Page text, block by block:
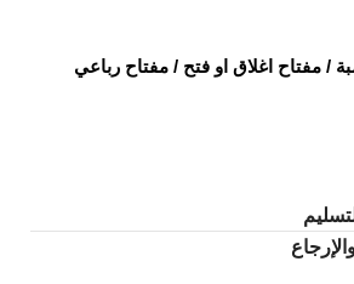
/ مفتاح اغلاق او فتح / مفتاح رباعي